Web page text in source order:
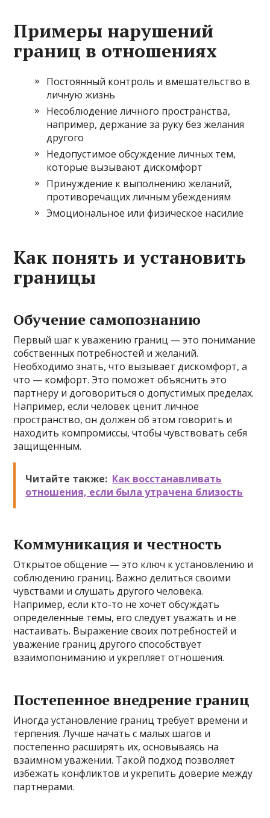
Примеры нарушений
границ в отношениях
Постоянный контроль и вмешательство в
личную жизнь
Несоблюдение личного пространства,
например, держание за руку без желания
другого
Недопустимое обсуждение личных тем,
которые вызывают дискомфорт
Принуждение к выполнению желаний,
противоречащих личным убеждениям
Эмоциональное или физическое насилие
Как понять и установить
границы
Обучение самопознанию
Первый шаг к уважению границ — это понимание
собственных потребностей и желаний.
Необходимо знать, что вызывает дискомфорт, а
что — комфорт. Это поможет объяснить это
партнеру и договориться о допустимых пределах.
Например, если человек ценит личное
пространство, он должен об этом говорить и
находить компромиссы, чтобы чувствовать себя
защищенным.
Читайте также: Как восстанавливать
отношения, если была утрачена близость
Коммуникация и честность
Открытое общение — это ключ к установлению и
соблюдению границ. Важно делиться своими
чувствами и слушать другого человека.
Например, если кто-то не хочет обсуждать
определенные темы, его следует уважать и не
настаивать. Выражение своих потребностей и
уважение границ другого способствует
взаимопониманию и укрепляет отношения.
Постепенное внедрение границ
Иногда установление границ требует времени и
терпения. Лучше начать с малых шагов и
постепенно расширять их, основываясь на
взаимном уважении. Такой подход позволяет
избежать конфликтов и укрепить доверие между
партнерами.